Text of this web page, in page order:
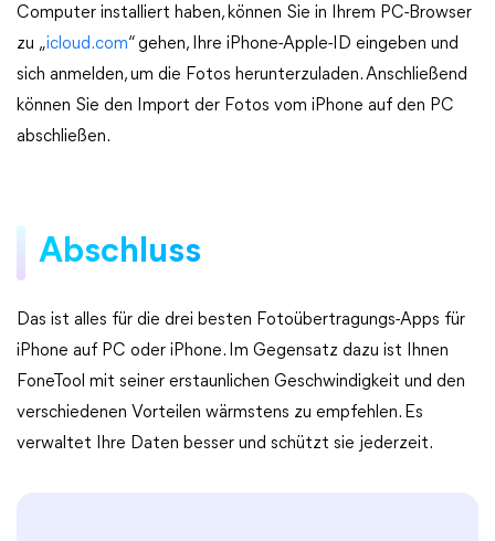
Computer installiert haben, können Sie in Ihrem PC-Browser
zu „icloud.com“ gehen, Ihre iPhone-Apple-ID eingeben und
sich anmelden, um die Fotos herunterzuladen. Anschließend
können Sie den Import der Fotos vom iPhone auf den PC
abschließen.
Abschluss
Das ist alles für die drei besten Fotoübertragungs-Apps für
iPhone auf PC oder iPhone. Im Gegensatz dazu ist Ihnen
FoneTool mit seiner erstaunlichen Geschwindigkeit und den
verschiedenen Vorteilen wärmstens zu empfehlen. Es
verwaltet Ihre Daten besser und schützt sie jederzeit.